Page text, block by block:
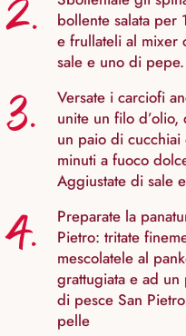
2.
bollente salata per
e frullateli al mixer
sale e uno di
3.
Versate i carciofi
unite un filo d’olio,
un paio di
minuti a fuoco
Aggiustate di sale
4.
Preparate la
Pietro: tritate
mescolatele al
grattugiata e ad
di pesce San
pelle